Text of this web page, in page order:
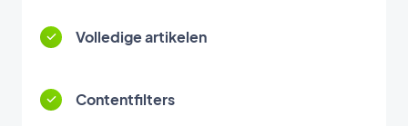
Volledige artikelen
Contentfilters